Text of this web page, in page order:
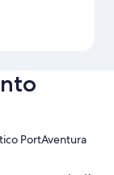
PortAventura